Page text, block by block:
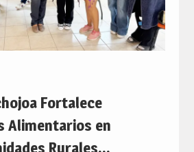
Fortalece
Alimentarios en
Rurales…